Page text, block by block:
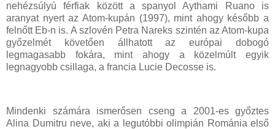
nehézsúlyú férfiak között a spanyol Aythami Ruano is
aranyat nyert az Atom-kupán (1997), mint ahogy később a
felnőtt Eb-n is. A szlovén Petra Nareks szintén az Atom-kupa
győzelmét követően állhatott az európai dobogó
legmagasabb fokára, mint ahogy a közelmúlt egyik
legnagyobb csillaga, a francia Lucie Decosse is.
Mindenki számára ismerősen cseng a 2001-es győztes
Alina Dumitru neve, aki a legutóbbi olimpián Románia első